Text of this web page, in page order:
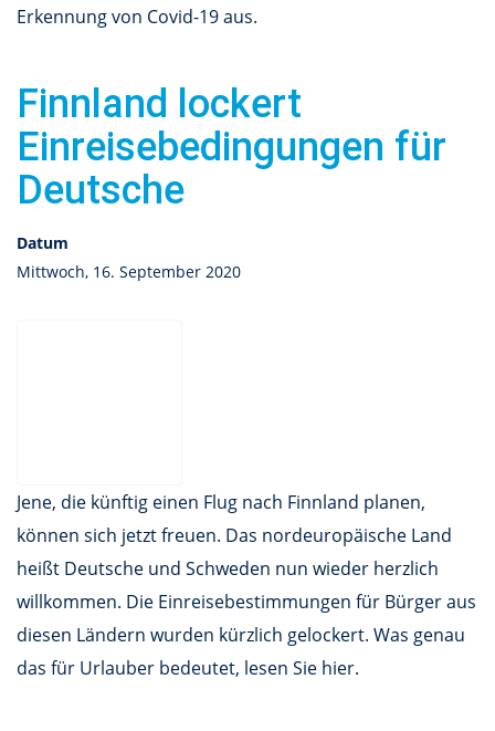
Erkennung von Covid-19 aus.
Finnland lockert
Einreisebedingungen für
Deutsche
Datum
Mittwoch, 16. September 2020
Jene, die künftig einen Flug nach Finnland planen,
können sich jetzt freuen. Das nordeuropäische Land
heißt Deutsche und Schweden nun wieder herzlich
willkommen. Die Einreisebestimmungen für Bürger aus
diesen Ländern wurden kürzlich gelockert. Was genau
das für Urlauber bedeutet, lesen Sie hier.